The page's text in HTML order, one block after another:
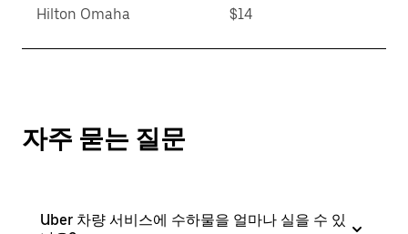
Hilton Omaha $14
자주 묻는 질문
Uber 차량 서비스에 수하물을 얼마나 실을 수 있